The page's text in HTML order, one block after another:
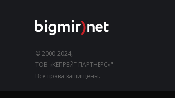
© 2000-2024,
ТОВ «КЕПРЕЙТ ПАРТНЕРС»".
Все права защищены.